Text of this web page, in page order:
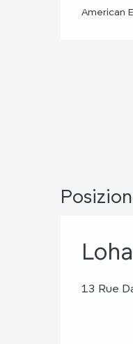
American
13 Rue